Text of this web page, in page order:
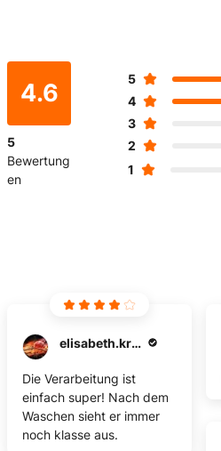
4.6
5
Bewertung
en
5
4
3
2
1
elisabeth.krickhahn
Die Verarbeitung ist
einfach super! Nach dem
Waschen sieht er immer
noch klasse aus.